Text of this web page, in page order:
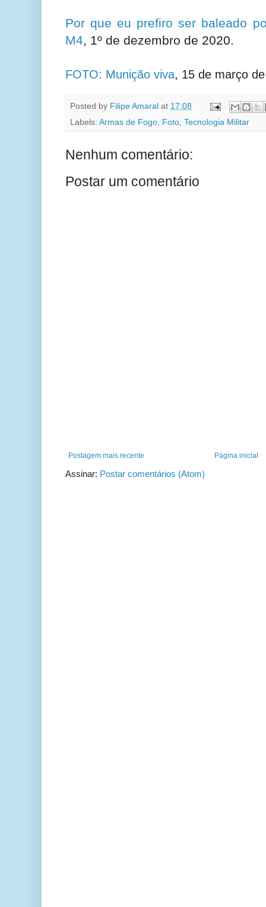
Por que eu prefiro ser baleado
M4, 1º de dezembro de 2020.
FOTO: Munição viva, 15 de março
Posted by Filipe Amaral at 17:08
Labels: Armas de Fogo Foto Tecnologia Militar
Nenhum comentário:
Postar um comentário
Postagem mais recente Página inicial
Assinar: Postar comentários (Atom)